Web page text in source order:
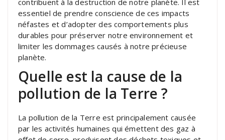
contribuent à la destruction de notre planète. Il est
essentiel de prendre conscience de ces impacts
néfastes et d’adopter des comportements plus
durables pour préserver notre environnement et
limiter les dommages causés à notre précieuse
planète.
Quelle est la cause de la
pollution de la Terre ?
La pollution de la Terre est principalement causée
par les activités humaines qui émettent des gaz à